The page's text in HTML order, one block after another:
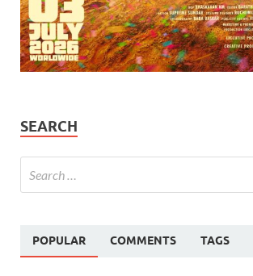
SEARCH
POPULAR COMMENTS TAGS